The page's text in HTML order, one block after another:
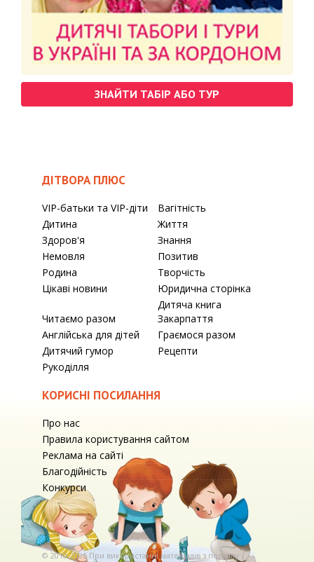
ЗНАЙТИ ТАБІР АБО ТУР
ДІТВОРА ПЛЮС
VIP-батьки та VIP-діти
Вагітність
Дитина
Життя
Здоров'я
Знання
Немовля
Позитив
Родина
Творчість
Цікаві новини
Юридична сторінка
Читаємо разом
Дитяча книга
Закарпаття
Англійська для дітей
Граємося разом
Дитячий гумор
Рецепти
Рукоділля
КОРИСНІ ПОСИЛАННЯ
Про нас
Правила користування сайтом
Реклама на сайті
Благодійність
Конкурси
© 2010-2026 При використаннi матерiалiв з порталу